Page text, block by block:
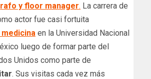
y floor manager. La carrera de
actor fue casi fortuita
en la Universidad Nacional
luego de formar parte del
Unidos como parte de
. Sus visitas cada vez más